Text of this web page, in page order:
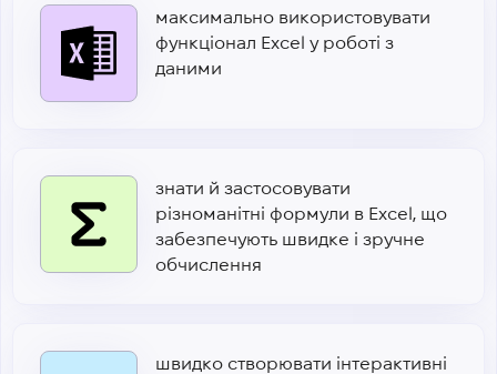
максимально використовувати
функціонал Excel у роботі з
даними
знати й застосовувати
різноманітні формули в Excel, що
забезпечують швидке і зручне
обчислення
швидко створювати інтерактивні